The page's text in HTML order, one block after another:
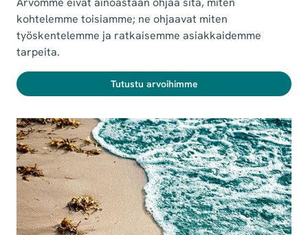
kohtelemme toisiamme; ne ohjaavat miten
työskentelemme ja ratkaisemme asiakkaidemme
tarpeita.
Tutustu arvoihimme